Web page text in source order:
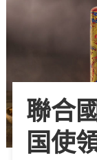
聯合
国使